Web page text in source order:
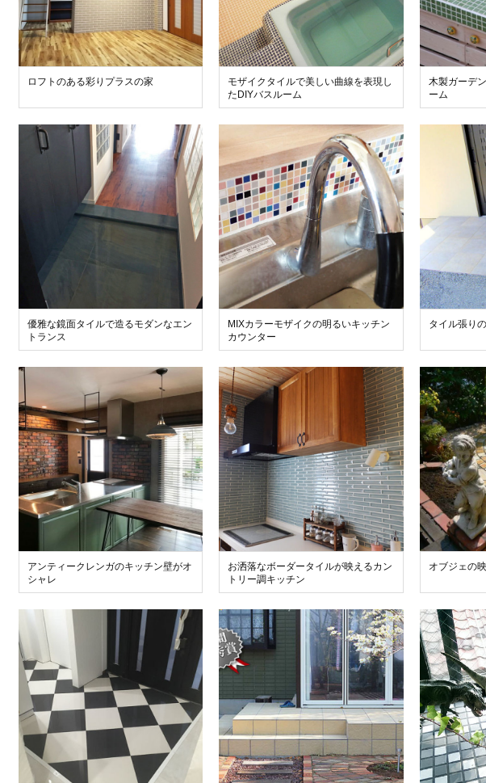
ロフトのある彩りプラスの家
モザイクタイルで美しい曲線を表現し
たDIYバスルーム
木製ガーデ
ーム
優雅な鏡面タイルで造るモダンなエン
トランス
MIXカラーモザイクの明るいキッチン
カウンター
タイル張り
アンティークレンガのキッチン壁がオ
シャレ
お洒落なボーダータイルが映えるカン
トリー調キッチン
オブジェの